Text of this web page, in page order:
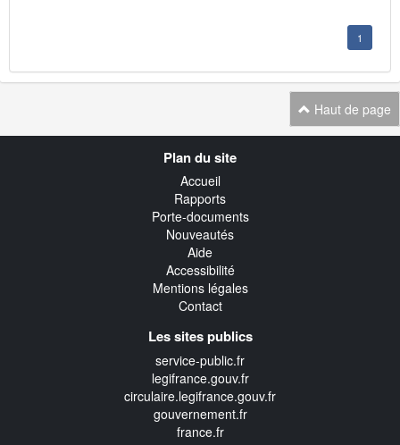
1
Haut de page
Plan du site
Accueil
Rapports
Porte-documents
Nouveautés
Aide
Accessibilité
Mentions légales
Contact
Les sites publics
service-public.fr
legifrance.gouv.fr
circulaire.legifrance.gouv.fr
gouvernement.fr
france.fr